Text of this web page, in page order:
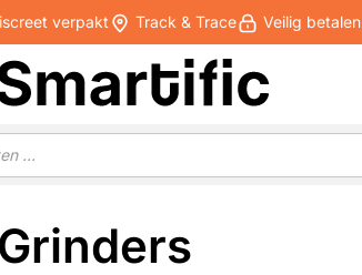
verpakt Track & Trace Veilig betalen